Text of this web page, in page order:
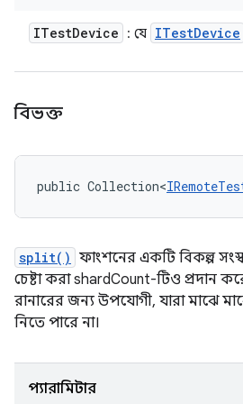
ITestDevice : যে ITestDevice
বিভক্ত
public Collection<
split() ফাংশনের একটি বিকল্প
চেষ্টা করা shardCount-টিও প্রদান
রানারের জন্য উপযোগী, যারা মাঝে
নিতে পারে না।
প্যারামিটার